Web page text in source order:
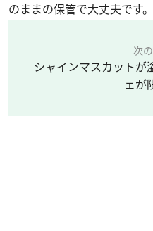
のままの保管で大丈夫です。
次
シャインマスカットが
ェが